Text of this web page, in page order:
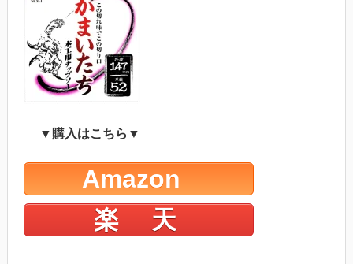
▼購入はこちら▼
Amazon
楽 天